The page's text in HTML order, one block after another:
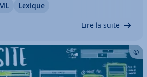
d’écrans (screen­rea­ders), se
Lexique
Lire la suite